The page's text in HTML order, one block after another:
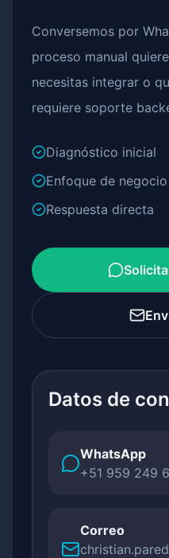
Conversemos por
proceso manual
necesitas integrar o
requiere soporte
Diagnóstico inicial
Enfoque de negocio
Respuesta directa
Datos de
WhatsApp
+51 959 249
Correo